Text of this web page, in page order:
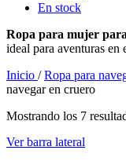
En stock
Ropa para mujer
ideal para aventuras en
Inicio / Ropa para
navegar en cruero
Mostrando los 7
Ver barra lateral